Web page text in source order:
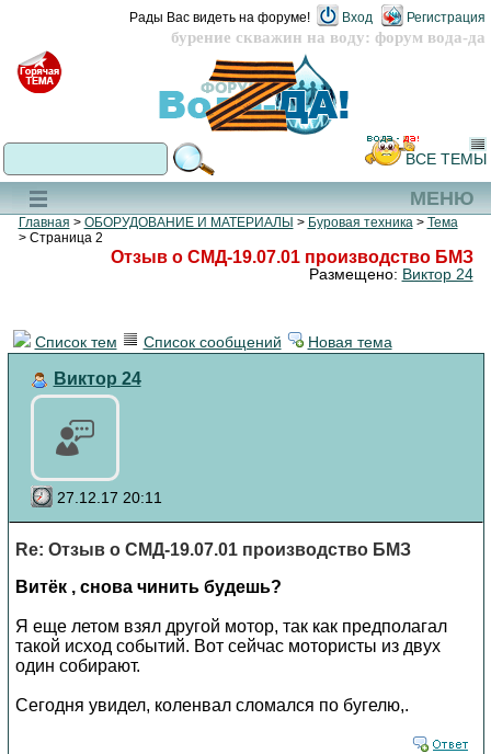
бурение скважин на воду: форум вода-да
Рады Вас видеть на форуме! Вход Регистрация
МЕНЮ
ВСЕ ТЕМЫ
Главная > ОБОРУДОВАНИЕ И МАТЕРИАЛЫ > Буровая техника> Тема
> Страница 2
Отзыв о СМД-19.07.01 производство БМЗ
Размещено: Виктор 24
Список тем Список сообщений Новая тема
Виктор 24
27.12.17 20:11
Re: Отзыв о СМД-19.07.01 производство БМЗ
Витёк , снова чинить будешь?
Я еще летом взял другой мотор, так как предполагал
такой исход событий. Вот сейчас мотористы из двух
один собирают.
Сегодня увидел, коленвал сломался по бугелю,.